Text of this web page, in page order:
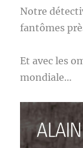
Notre
fantômes
Et avec les
mondiale…